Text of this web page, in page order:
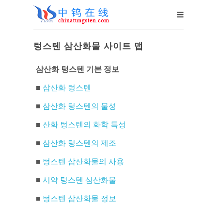
텅스텐 삼산화물 사이트 맵
삼산화 텅스텐 기본 정보
■ 삼산화 텅스텐
■ 삼산화 텅스텐의 물성
■ 산화 텅스텐의 화학 특성
■ 삼산화 텅스텐의 제조
■ 텅스텐 삼산화물의 사용
■ 시약 텅스텐 삼산화물
■ 텅스텐 삼산화물 정보